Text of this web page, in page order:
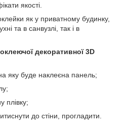
якості.
як у приватному будинку,
та в санвузлі, так і в
декоративної 3D
яку буде наклеєна панель;
плівку;
до стіни, прогладити.